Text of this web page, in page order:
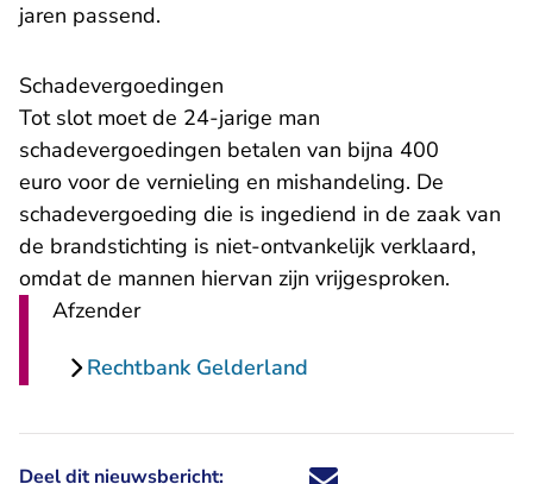
jaren passend.
Schadevergoedingen
Tot slot moet de 24-jarige man
schadevergoedingen betalen van bijna 400
euro voor de vernieling en mishandeling. De
schadevergoeding die is ingediend in de zaak van
de brandstichting is niet-ontvankelijk verklaard,
omdat de mannen hiervan zijn vrijgesproken.
Afzender
Rechtbank Gelderland
Deel dit nieuwsbericht: Deel dit nieuwsbericht via X -
Deel dit nieuwsbericht via
Deel dit nieuwsbericht
Deel dit